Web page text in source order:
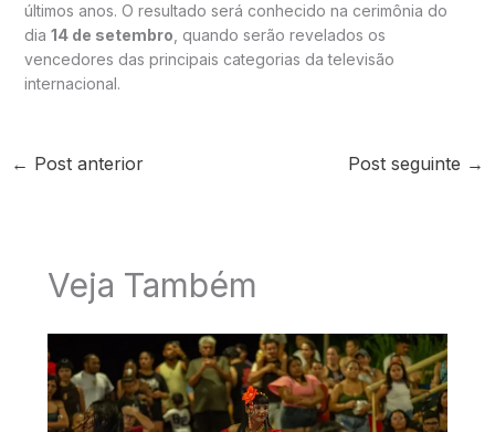
últimos anos. O resultado será conhecido na cerimônia do
dia 14 de setembro, quando serão revelados os
vencedores das principais categorias da televisão
internacional.
← Post anterior Post seguinte →
Veja Também